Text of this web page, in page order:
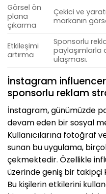
Görsel ön
plana
çıkarma
Çekici ve
markanın
Etkileşimi
artırma
Sponsorlu
paylaşımlarla
ulaşması.
İnstagram
sponsorlu reklam
İnstagram, günümüzde
devam eden bir sosyal
Kullanıcılarına fotoğraf
sunan bu uygulama,
çekmektedir. Özellikle
üzerinde geniş bir takipçi
Bu kişilerin etkilerini